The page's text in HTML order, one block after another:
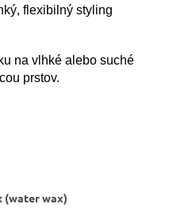
flexibilný styling
na vlhké alebo suché
prstov.
(water wax)